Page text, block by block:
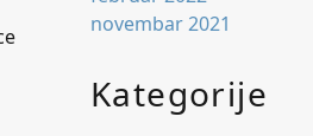
novembar 2021
Kategorije